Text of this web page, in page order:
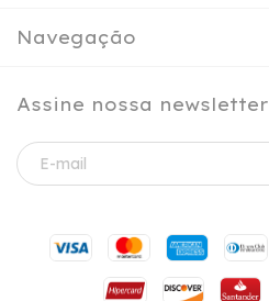
Navegação
Assine nossa newsletter